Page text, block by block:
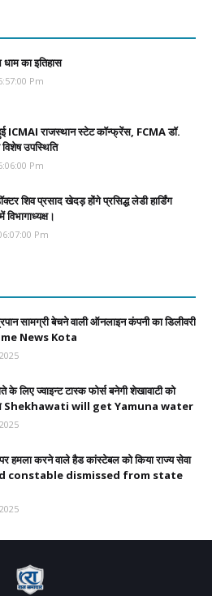
धाम का इतिहास
Pm
ICMAI राजस्थान स्टेट कॉन्फ्रेंस, FCMA डॉ.
विशेष उपस्थिति
Pm
शिव प्रसाद खेदड़ होंगे प्रसिद्ध लेडी हार्डिंग
Pm
सामग्री बेचने वाली ऑनलाइन कंपनी का डिलीवरी
News Kota
लिए ज्वाइन्ट टास्क फोर्स बनेगी शेखावाटी को
Shekhawati will get Yamuna water
हमला करने वाले हैड कांस्टेबल को किया राज्य सेवा
constable dismissed from state